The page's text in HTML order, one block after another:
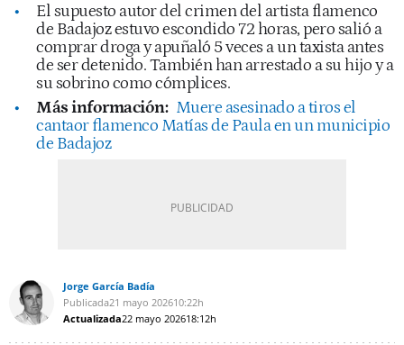
El supuesto autor del crimen del artista flamenco
de Badajoz estuvo escondido 72 horas, pero salió a
comprar droga y apuñaló 5 veces a un taxista antes
de ser detenido. También han arrestado a su hijo y a
su sobrino como cómplices.
Más información: Muere asesinado a tiros el
cantaor flamenco Matías de Paula en un municipio
de Badajoz
Jorge García Badía
Publicada21 mayo 202610:22h
Actualizada22 mayo 202618:12h